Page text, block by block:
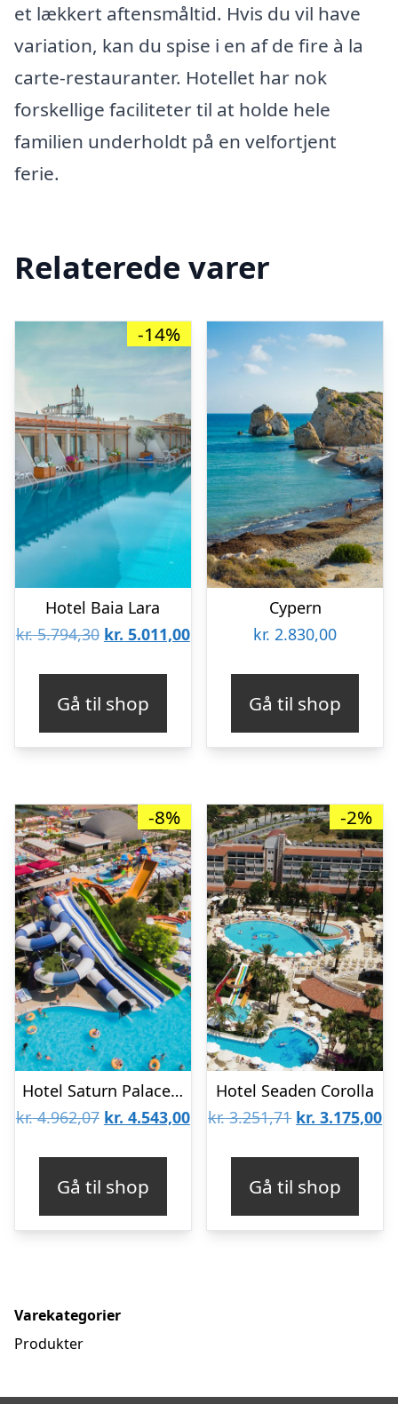
et lækkert aftensmåltid. Hvis du vil have
variation, kan du spise i en af de fire à la
carte-restauranter. Hotellet har nok
forskellige faciliteter til at holde hele
familien underholdt på en velfortjent
ferie.
Relaterede varer
-14%
Hotel Baia Lara
kr.5.794,30 Den
kr. 5.794,30.
kr. 5.011,00Den
kr. 5.011,00.
Gå til shop
Cypern
kr. 2.830,00
Gå til shop
-8%
Hotel Saturn Palace Resort
kr.4.962,07 Den
kr. 4.962,07.
kr. 4.543,00Den
kr. 4.543,00.
Gå til shop
-2%
Hotel Seaden Corolla
kr.3.251,71 Den
kr. 3.251,71.
kr. 3.175,00
Gå til shop
Varekategorier
Produkter